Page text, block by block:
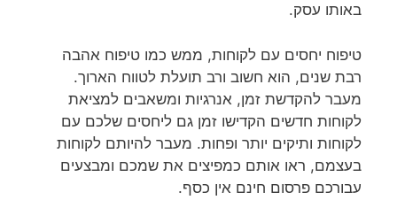
באותו עסק.
טיפוח יחסים עם לקוחות, ממש כמו טיפוח אהבה
רבת שנים, הוא חשוב ורב תועלת לטווח הארוך.
מעבר להקדשת זמן, אנרגיות ומשאבים למציאת
לקוחות חדשים הקדישו זמן גם ליחסים שלכם עם
לקוחות ותיקים יותר ופחות. מעבר להיותם לקוחות
בעצמם, ראו אותם כמפיצים את שמכם ומבצעים
עבורכם פרסום חינם אין כסף.